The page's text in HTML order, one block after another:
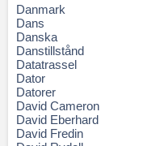
Danmark
Dans
Danska
Danstillstånd
Datatrassel
Dator
Datorer
David Cameron
David Eberhard
David Fredin